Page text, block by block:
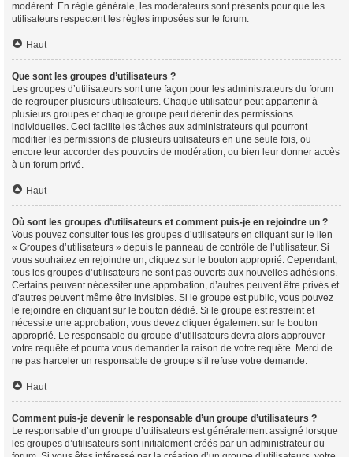
modèrent. En règle générale, les modérateurs sont présents pour que les
utilisateurs respectent les règles imposées sur le forum.
Haut
Que sont les groupes d’utilisateurs ?
Les groupes d’utilisateurs sont une façon pour les administrateurs du forum
de regrouper plusieurs utilisateurs. Chaque utilisateur peut appartenir à
plusieurs groupes et chaque groupe peut détenir des permissions
individuelles. Ceci facilite les tâches aux administrateurs qui pourront
modifier les permissions de plusieurs utilisateurs en une seule fois, ou
encore leur accorder des pouvoirs de modération, ou bien leur donner accès
à un forum privé.
Haut
Où sont les groupes d’utilisateurs et comment puis-je en rejoindre un ?
Vous pouvez consulter tous les groupes d’utilisateurs en cliquant sur le lien
« Groupes d’utilisateurs » depuis le panneau de contrôle de l’utilisateur. Si
vous souhaitez en rejoindre un, cliquez sur le bouton approprié. Cependant,
tous les groupes d’utilisateurs ne sont pas ouverts aux nouvelles adhésions.
Certains peuvent nécessiter une approbation, d’autres peuvent être privés et
d’autres peuvent même être invisibles. Si le groupe est public, vous pouvez
le rejoindre en cliquant sur le bouton dédié. Si le groupe est restreint et
nécessite une approbation, vous devez cliquer également sur le bouton
approprié. Le responsable du groupe d’utilisateurs devra alors approuver
votre requête et pourra vous demander la raison de votre requête. Merci de
ne pas harceler un responsable de groupe s’il refuse votre demande.
Haut
Comment puis-je devenir le responsable d’un groupe d’utilisateurs ?
Le responsable d’un groupe d’utilisateurs est généralement assigné lorsque
les groupes d’utilisateurs sont initialement créés par un administrateur du